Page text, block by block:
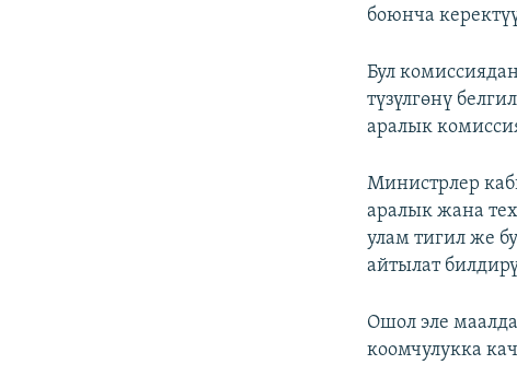
боюнча
Бул
түзүлгөнү
аралык
Министрлер
аралык жана
улам тигил же
айтылат
Ошол эле
коомчулукка